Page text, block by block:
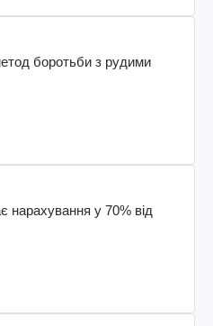
боротьби з рудими
нарахування у 70% від